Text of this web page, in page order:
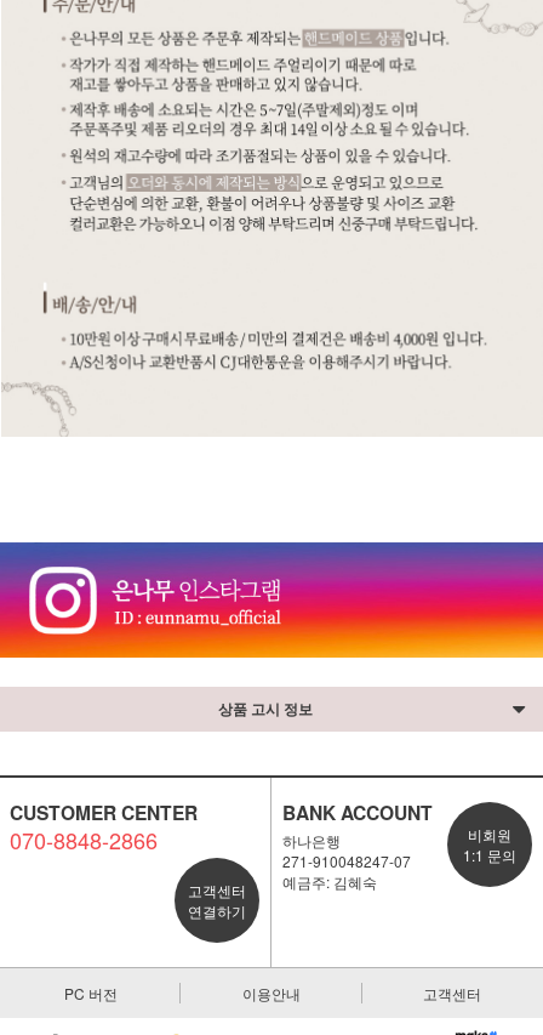
상품 고시 정보
CUSTOMER CENTER
070-8848-2866
고객센터
연결하기
BANK ACCOUNT
하나은행
271-910048247-07
예금주: 김혜숙
비회원
1:1 문의
PC 버전 이용안내 고객센터